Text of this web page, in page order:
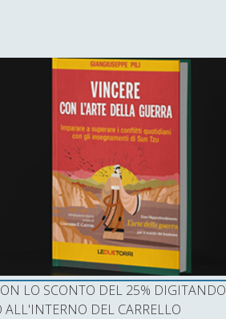
LO SCONTO DEL 25% DIGITANDO
DEL CARRELLO